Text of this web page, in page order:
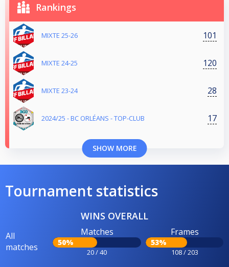
Rankings
MIXTE 25-26 101
MIXTE 24-25 120
MIXTE 23-24 28
2024/25 - BC ORLÉANS - TOP-CLUB 17
SHOW MORE
Tournament statistics
WINS OVERALL
All
matches
Matches
50%
20 / 40
Frames
53%
108 / 203